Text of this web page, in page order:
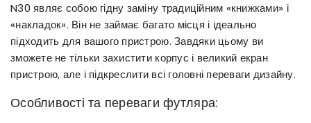
N30 являє собою гідну заміну традиційним «книжками» і
«накладок». Він не займає багато місця і ідеально
підходить для вашого пристрою. Завдяки цьому ви
зможете не тільки захистити корпус і великий екран
пристрою, але і підкреслити всі головні переваги дизайну.
Особливості та переваги футляра: